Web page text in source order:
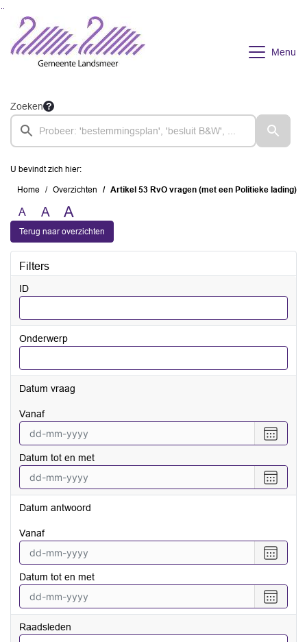
Ga naar de inhoud van deze pagina
Ga naar het zoeken
Ga naar het menu
Menu
Zoeken
U bevindt zich hier:
Home Overzichten Artikel 53 RvO vragen (met een Politieke lading)
A A A
Terug naar overzichten
Filters
ID
Onderwerp
Datum vraag
vanaf
een
vanaf
Datum tot en met
een
met
Datum antwoord
vanaf
een
vanaf
Datum tot en met
een
tot
Raadsleden